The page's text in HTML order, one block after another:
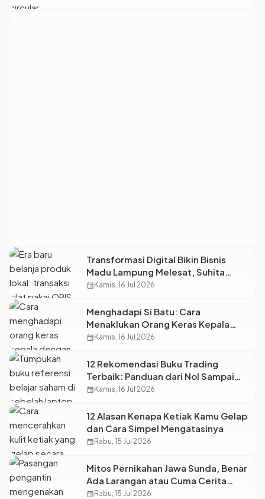
Transformasi Digital Bikin Bisnis
Madu Lampung Melesat, Suhita
Lebah Indonesia Andalkan QRIS dan
calendar_month Kamis, 16 Jul 2026
Menghadapi Si Batu: Cara
Menaklukan Orang Keras Kepala
Tanpa Perlu Adu Urat
calendar_month Kamis, 16 Jul 2026
12 Rekomendasi Buku Trading
Terbaik: Panduan dari Nol Sampai
Cuan Maksimal
calendar_month Kamis, 16 Jul 2026
12 Alasan Kenapa Ketiak Kamu Gelap
dan Cara Simpel Mengatasinya
calendar_month Rabu, 15 Jul 2026
Mitos Pernikahan Jawa Sunda, Benar
Ada Larangan atau Cuma Cerita
Masa Lalu?
calendar_month Rabu, 15 Jul 2026